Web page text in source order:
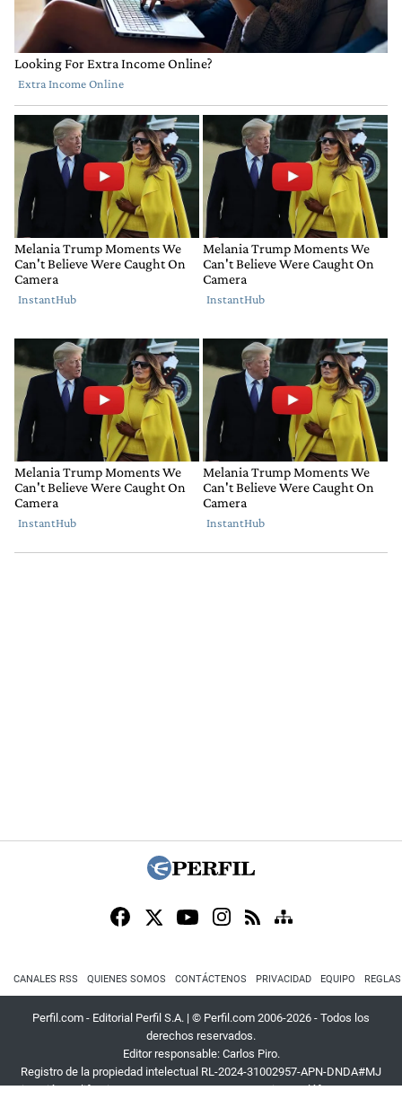
CANALES RSS QUIENES SOMOS CONTÁCTENOS PRIVACIDAD EQUIPO
Perfil.com - Editorial Perfil S.A. | © Perfil.com 2006-2026 - Todos los
derechos reservados.
Editor responsable: Carlos Piro.
Registro de la propiedad intelectual RL-2024-31002957-APN-DNDA#MJ
Dirección:California 2715,C1289ABI,CABA, Argentina| Teléfono:+54 9 11